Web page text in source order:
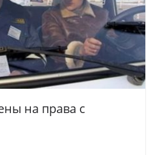
на права с